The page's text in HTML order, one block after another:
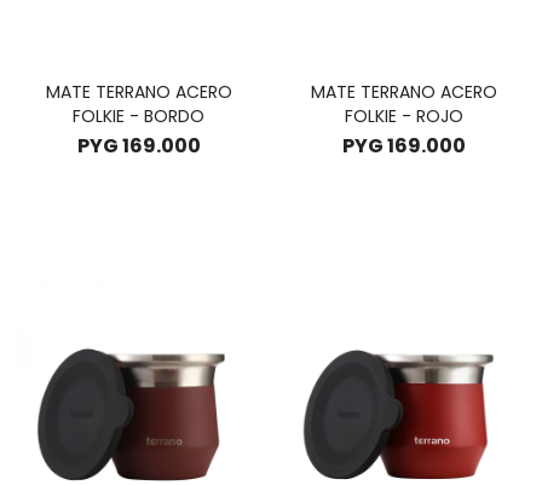
MATE TERRANO ACERO
FOLKIE - BORDO
PYG169.000
MATE TERRANO ACERO
FOLKIE - ROJO
PYG169.000